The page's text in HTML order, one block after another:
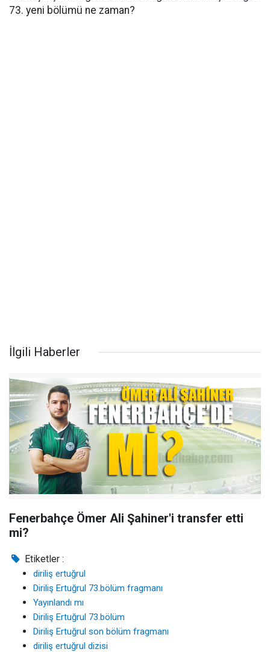
73. yeni bölümü ne zaman?
İlgili Haberler
Fenerbahçe Ömer Ali Şahiner'i transfer etti
mi?
Etiketler :
diriliş ertuğrul
Diriliş Ertuğrul 73.bölüm fragmanı
Yayınlandı mı
Diriliş Ertuğrul 73.bölüm
Diriliş Ertuğrul son bölüm fragmanı
diriliş ertuğrul dizisi